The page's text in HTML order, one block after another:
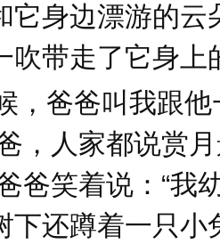
它身边漂游的云
吹带走了它身上
爸爸叫我跟他
，人家都说赏
爸笑着说：“我
下还蹲着一只